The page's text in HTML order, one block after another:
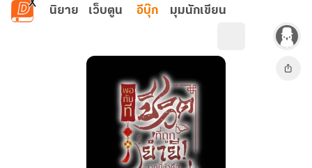
ข้ามไปยังเนื้อหาหลัก
นิยาย เว็บตูน อีบุ๊ก มุมนักเขียน